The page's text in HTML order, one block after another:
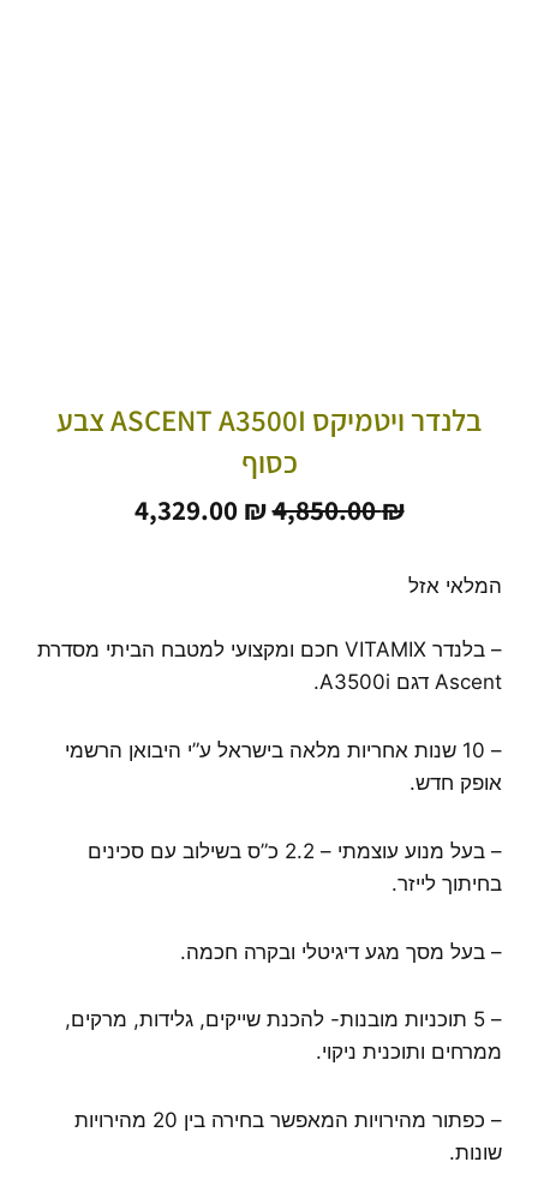
בלנדר ויטמיקס ASCENT A3500I צבע
כסוף
4,850.00₪ המחיר
4,329.00 ₪ המחיר
המלאי אזל
– בלנדר VITAMIX חכם ומקצועי למטבח הביתי מסדרת
Ascent דגם A3500i.
– 10 שנות אחריות מלאה בישראל ע”י היבואן הרשמי
אופק חדש.
– בעל מנוע עוצמתי – 2.2 כ”ס בשילוב עם סכינים
בחיתוך לייזר.
– בעל מסך מגע דיגיטלי ובקרה חכמה.
– 5 תוכניות מובנות- להכנת שייקים, גלידות, מרקים,
ממרחים ותוכנית ניקוי.
– כפתור מהירויות המאפשר בחירה בין 20 מהירויות
שונות.